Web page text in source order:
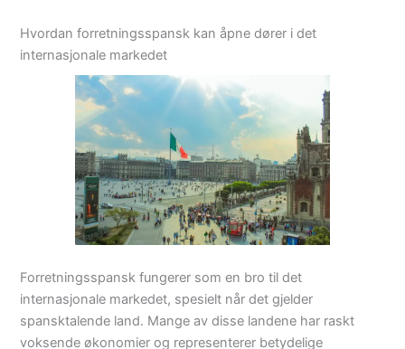
Hvordan forretningsspansk kan åpne dører i det
internasjonale markedet
Forretningsspansk fungerer som en bro til det
internasjonale markedet, spesielt når det gjelder
spansktalende land. Mange av disse landene har raskt
voksende økonomier og representerer betydelige